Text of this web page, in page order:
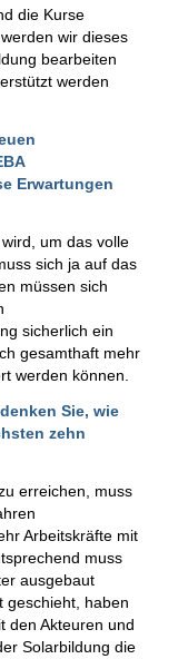
die Kurse
wir dieses
bearbeiten
werden
Erwartungen
um das volle
sich ja auf das
müssen sich
sicherlich ein
gesamthaft mehr
werden können.
Sie, wie
zehn
erreichen, muss
Arbeitskräfte mit
muss
ausgebaut
geschieht, haben
den Akteuren und
Solarbildung die